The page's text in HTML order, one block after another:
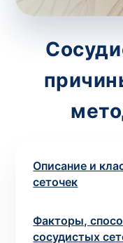
Описание и
сеточек
Факторы,
сосудистых